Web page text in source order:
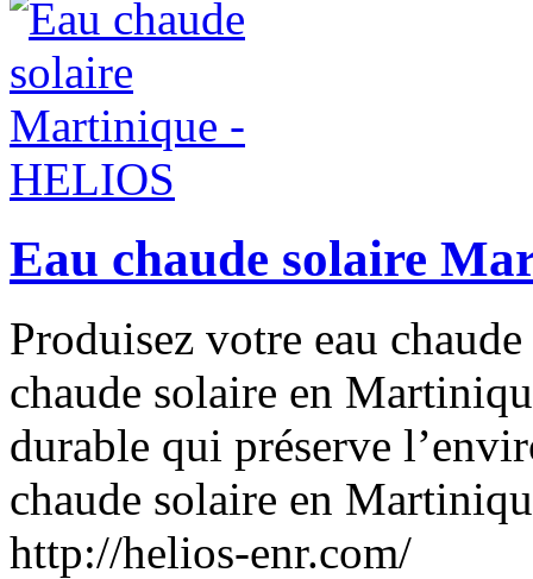
Eau chaude solaire
Produisez votre eau
chaude solaire en
durable qui préserve
chaude solaire en
http://helios-enr.com/